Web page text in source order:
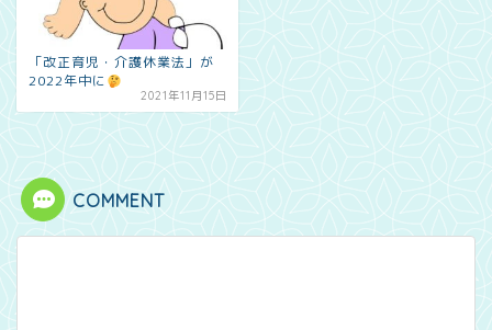
「改正育児・介護休業法」が
2022年中に
2021年11月15日
COMMENT